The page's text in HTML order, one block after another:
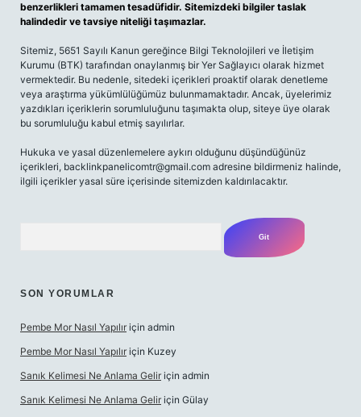
benzerlikleri tamamen tesadüfidir. Sitemizdeki bilgiler taslak
halindedir ve tavsiye niteliği taşımazlar.
Sitemiz, 5651 Sayılı Kanun gereğince Bilgi Teknolojileri ve İletişim
Kurumu (BTK) tarafından onaylanmış bir Yer Sağlayıcı olarak hizmet
vermektedir. Bu nedenle, sitedeki içerikleri proaktif olarak denetleme
veya araştırma yükümlülüğümüz bulunmamaktadır. Ancak, üyelerimiz
yazdıkları içeriklerin sorumluluğunu taşımakta olup, siteye üye olarak
bu sorumluluğu kabul etmiş sayılırlar.
Hukuka ve yasal düzenlemelere aykırı olduğunu düşündüğünüz
içerikleri, backlinkpanelicomtr@gmail.com adresine bildirmeniz halinde,
ilgili içerikler yasal süre içerisinde sitemizden kaldırılacaktır.
SON YORUMLAR
Pembe Mor Nasıl Yapılır için admin
Pembe Mor Nasıl Yapılır için Kuzey
Sanık Kelimesi Ne Anlama Gelir için admin
Sanık Kelimesi Ne Anlama Gelir için Gülay